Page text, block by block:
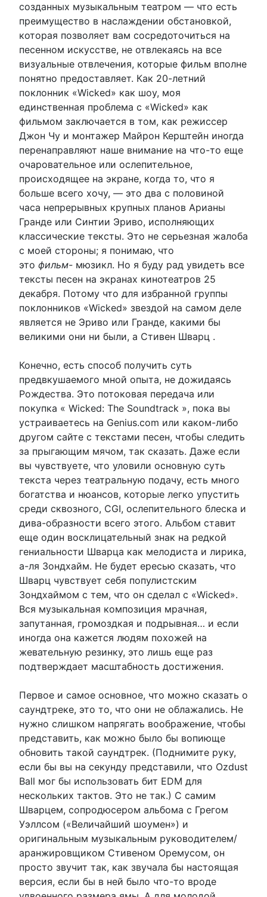
созданных музыкальным театром — что есть
преимущество в наслаждении обстановкой,
которая позволяет вам сосредоточиться на
песенном искусстве, не отвлекаясь на все
визуальные отвлечения, которые фильм вполне
понятно предоставляет. Как 20-летний
поклонник «Wicked» как шоу, моя
единственная проблема с «Wicked» как
фильмом заключается в том, как режиссер
Джон Чу и монтажер Майрон Керштейн иногда
перенаправляют наше внимание на что-то еще
очаровательное или ослепительное,
происходящее на экране, когда то, что я
больше всего хочу, — это два с половиной
часа непрерывных крупных планов Арианы
Гранде или Синтии Эриво, исполняющих
классические тексты. Это не серьезная жалоба
с моей стороны; я понимаю, что
это фильм- мюзикл. Но я буду рад увидеть все
тексты песен на экранах кинотеатров 25
декабря. Потому что для избранной группы
поклонников «Wicked» звездой на самом деле
является не Эриво или Гранде, какими бы
великими они ни были, а Стивен Шварц .
Конечно, есть способ получить суть
предвкушаемого мной опыта, не дожидаясь
Рождества. Это потоковая передача или
покупка « Wicked: The Soundtrack », пока вы
устраиваетесь на Genius.com или каком-либо
другом сайте с текстами песен, чтобы следить
за прыгающим мячом, так сказать. Даже если
вы чувствуете, что уловили основную суть
текста через театральную подачу, есть много
богатства и нюансов, которые легко упустить
среди сквозного, CGI, ослепительного блеска и
дива-образности всего этого. Альбом ставит
еще один восклицательный знак на редкой
гениальности Шварца как мелодиста и лирика,
а-ля Зондхайм. Не будет ересью сказать, что
Шварц чувствует себя популистским
Зондхаймом с тем, что он сделал с «Wicked».
Вся музыкальная композиция мрачная,
запутанная, громоздкая и подрывная… и если
иногда она кажется людям похожей на
жевательную резинку, это лишь еще раз
подтверждает масштабность достижения.
Первое и самое основное, что можно сказать о
саундтреке, это то, что они не облажались. Не
нужно слишком напрягать воображение, чтобы
представить, как можно было бы вопиюще
обновить такой саундтрек. (Поднимите руку,
если бы вы на секунду представили, что Ozdust
Ball мог бы использовать бит EDM для
нескольких тактов. Это не так.) С самим
Шварцем, сопродюсером альбома с Грегом
Уэллсом («Величайший шоумен») и
оригинальным музыкальным руководителем/
аранжировщиком Стивеном Оремусом, он
просто звучит так, как звучала бы настоящая
версия, если бы в ней было что-то вроде